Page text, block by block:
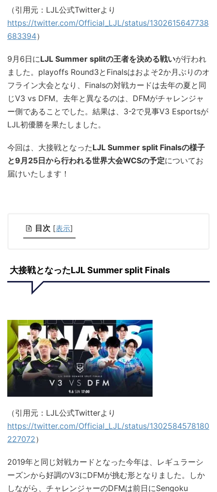
（引用元：LJL公式Twitterより
https://twitter.com/Official_LJL/status/1302615647738
683394）
9月6日にLJL Summer splitの王者を決める戦いが行われ
ました。playoffs Round3とFinalsはおよそ2か月ぶりのオ
フライン大会となり、Finalsの対戦カードは去年の夏と同
じV3 vs DFM。去年と異なるのは、DFMがチャレンジャ
ー側であることでした。結果は、3-2で見事V3 Esportsが
LJL初優勝を果たしました。
今回は、大接戦となったLJL Summer split Finalsの様子
と9月25日から行われる世界大会WCSの予定についてお
届けいたします！
目次 [表示]
大接戦となったLJL Summer split Finals
（引用元：LJL公式Twitterより
https://twitter.com/Official_LJL/status/1302584578180
227072）
2019年と同じ対戦カードとなった今年は、レギュラーシ
ーズンから好調のV3にDFMが挑む形となりました。しか
しながら、チャレンジャーのDFMは前日にSengoku